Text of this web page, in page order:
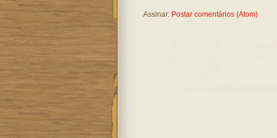
Assinar: Postar comentários (Atom)